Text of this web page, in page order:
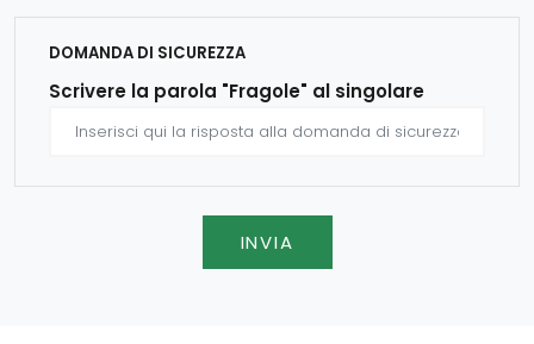
DOMANDA DI SICUREZZA
Scrivere la parola "Fragole" al singolare
INVIA